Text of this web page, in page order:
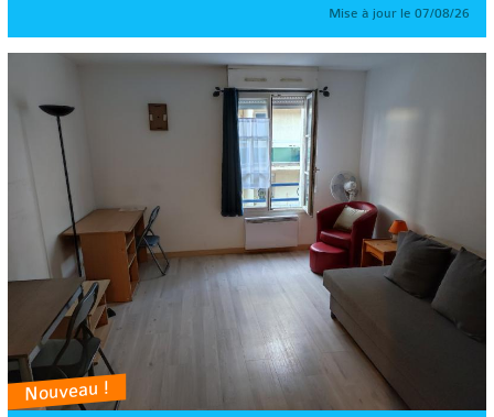
Mise à jour le 07/08/26
Nouveau !